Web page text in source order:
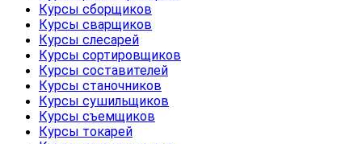
Курсы сборщиков
Курсы сварщиков
Курсы слесарей
Курсы сортировщиков
Курсы составителей
Курсы станочников
Курсы сушильщиков
Курсы съемщиков
Курсы токарей